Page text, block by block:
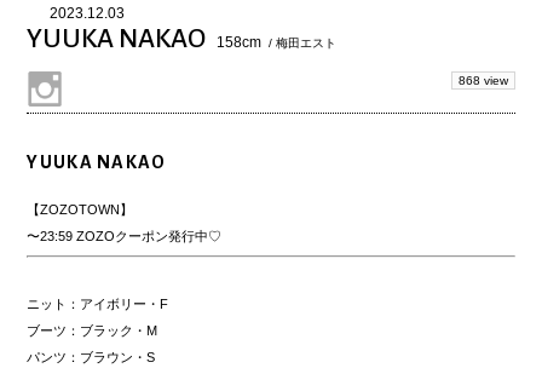
2023.12.03
YUUKA NAKAO 158cm / 梅田エスト
868 view
YUUKA NAKAO
【ZOZOTOWN】
〜23:59 ZOZOクーポン発行中♡
ニット：アイボリー・F
ブーツ：ブラック・M
パンツ：ブラウン・S